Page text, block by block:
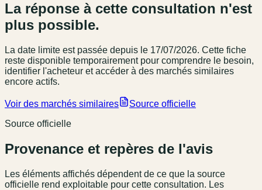
La réponse à cette consultation n'est
plus possible.
La date limite est passée depuis le 17/07/2026. Cette fiche
reste disponible temporairement pour comprendre le besoin,
identifier l'acheteur et accéder à des marchés similaires
encore actifs.
Voir des marchés similaires
Source officielle
Source officielle
Provenance et repères de l'avis
Les éléments affichés dépendent de ce que la source
officielle rend exploitable pour cette consultation. Les